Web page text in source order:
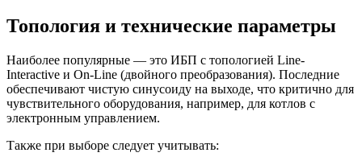
Топология и технические параметры
Наиболее популярные — это ИБП с топологией Line-
Interactive и On-Line (двойного преобразования). Последние
обеспечивают чистую синусоиду на выходе, что критично для
чувствительного оборудования, например, для котлов с
электронным управлением.
Также при выборе следует учитывать: